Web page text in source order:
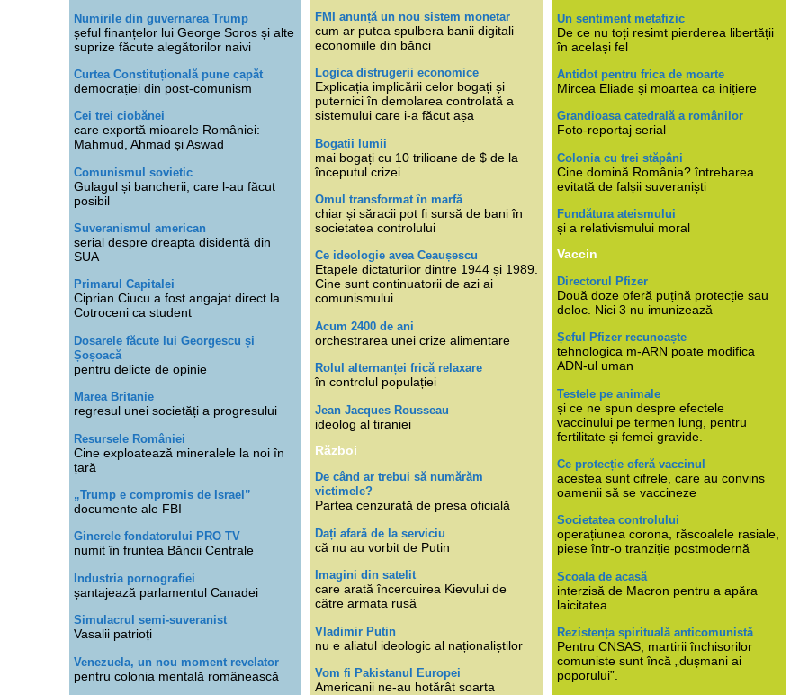
Numirile din guvernarea Trump
șeful finanțelor lui George Soros și alte
suprize făcute alegătorilor naivi
Curtea Constituțională pune capăt
democrației din post-comunism
Cei trei ciobănei
care exportă mioarele României:
Mahmud, Ahmad și Aswad
Comunismul sovietic
Gulagul și bancherii, care l-au făcut
posibil
Suveranismul american
serial despre dreapta disidentă din
SUA
Primarul Capitalei
Ciprian Ciucu a fost angajat direct la
Cotroceni ca student
Dosarele făcute lui Georgescu și
Șoșoacă
pentru delicte de opinie
Marea Britanie
regresul unei societăți a progresului
Resursele României
Cine exploatează mineralele la noi în
țară
„Trump e compromis de Israel”
documente ale FBI
Ginerele fondatorului PRO TV
numit în fruntea Băncii Centrale
Industria pornografiei
șantajează parlamentul Canadei
Simulacrul semi-suveranist
Vasalii patrioți
Venezuela, un nou moment revelator
pentru colonia mentală românească
FMI anunță un nou sistem monetar
cum ar putea spulbera banii digitali
economiile din bănci
Logica distrugerii economice
Explicația implicării celor bogați și
puternici în demolarea controlată a
sistemului care i-a făcut așa
Bogații lumii
mai bogați cu 10 trilioane de $ de la
începutul crizei
Omul transformat în marfă
chiar și săracii pot fi sursă de bani în
societatea controlului
Ce ideologie avea Ceaușescu
Etapele dictaturilor dintre 1944 și 1989.
Cine sunt continuatorii de azi ai
comunismului
Acum 2400 de ani
orchestrarea unei crize alimentare
Rolul alternanței frică relaxare
în controlul populației
Jean Jacques Rousseau
ideolog al tiraniei
Război
De când ar trebui să numărăm
victimele?
Partea cenzurată de presa oficială
Dați afară de la serviciu
că nu au vorbit de Putin
Imagini din satelit
care arată încercuirea Kievului de
către armata rusă
Vladimir Putin
nu e aliatul ideologic al naționaliștilor
Vom fi Pakistanul Europei
Americanii ne-au hotărât soarta
Un sentiment metafizic
De ce nu toți resimt pierderea libertății
în același fel
Antidot pentru frica de moarte
Mircea Eliade și moartea ca inițiere
Grandioasa catedrală a românilor
Foto-reportaj serial
Colonia cu trei stăpâni
Cine domină România? întrebarea
evitată de falșii suveraniști
Fundătura ateismului
și a relativismului moral
Vaccin
Directorul Pfizer
Două doze oferă puțină protecție sau
deloc. Nici 3 nu imunizează
Șeful Pfizer recunoaște
tehnologica m-ARN poate modifica
ADN-ul uman
Testele pe animale
și ce ne spun despre efectele
vaccinului pe termen lung, pentru
fertilitate și femei gravide.
Ce protecție oferă vaccinul
acestea sunt cifrele, care au convins
oamenii să se vaccineze
Societatea controlului
operațiunea corona, răscoalele rasiale,
piese într-o tranziție postmodernă
Școala de acasă
interzisă de Macron pentru a apăra
laicitatea
Rezistența spirituală anticomunistă
Pentru CNSAS, martirii închisorilor
comuniste sunt încă „dușmani ai
poporului”.